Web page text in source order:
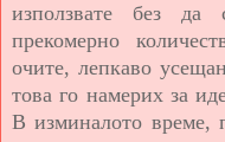
използвате без да
прекомерно
очите, лепкаво
това го намерих за
В изминалото време,